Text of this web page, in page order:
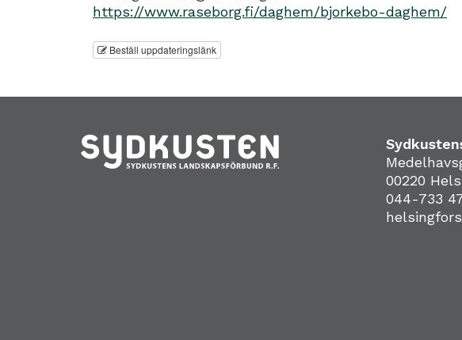
https://www.raseborg.fi/daghem/bjorkebo-daghem/
Beställ uppdateringslänk
00220
044-733